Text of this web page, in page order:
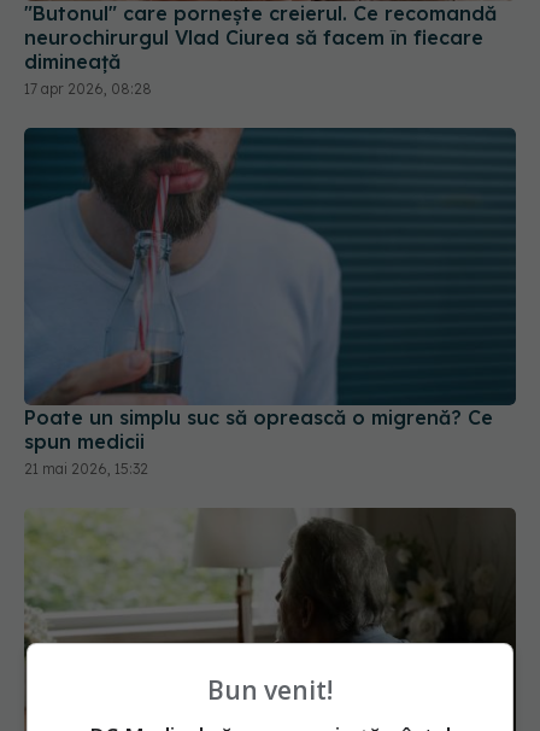
"Butonul" care pornește creierul. Ce recomandă
neurochirurgul Vlad Ciurea să facem în fiecare
dimineață
17 apr 2026, 08:28
Poate un simplu suc să oprească o migrenă? Ce
spun medicii
21 mai 2026, 15:32
Bun venit!